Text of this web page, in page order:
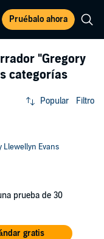
Pruébalo ahora
"Gregory
categorías
Popular Filtro
Llewellyn Evans
prueba de 30
gratis